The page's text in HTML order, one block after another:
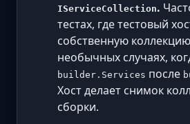
IServiceCollection.
тестах, где тестовый
собственную
необычных случаях,
builder.Services после
Хост делает снимок
сборки.